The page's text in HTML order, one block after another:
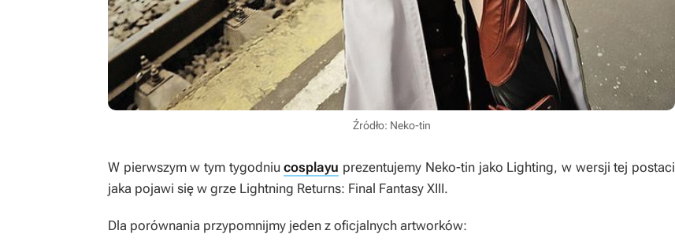
Źródło: Neko-tin
W pierwszym w tym tygodniucosplayu prezentujemy Neko-tin jako Lighting, w wersji tej postaci
jaka pojawi się w grze Lightning Returns: Final Fantasy XIII.
Dla porównania przypomnijmy jeden z oficjalnych artworków: